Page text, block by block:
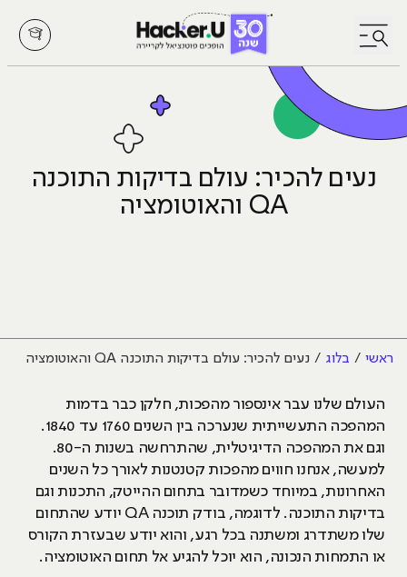
לחץ לפתיחת/סגירת תפריט
נעים להכיר: עולם בדיקות התוכנה
QA והאוטומציה
ראשי בלוג נעים להכיר: עולם בדיקות התוכנה QA והאוטומציה
העולם שלנו עבר אינספור מהפכות, חלקן כבר בדמות
המהפכה התעשייתית שנערכה בין השנים 1760 עד 1840.
וגם את המהפכה הדיגיטלית, שהתרחשה בשנות ה-80.
למעשה, אנחנו חווים מהפכות קטנטנות לאורך כל השנים
האחרונות, במיוחד כשמדובר בתחום ההייטק, התכנות וגם
בדיקות התוכנה. לדוגמה, בודק תוכנה QA יודע שהתחום
שלו משתדרג ומשתנה בכל רגע, והוא יודע שבעזרת הקורס
או התמחות הנכונה, הוא יוכל להגיע אל תחום האוטומציה.